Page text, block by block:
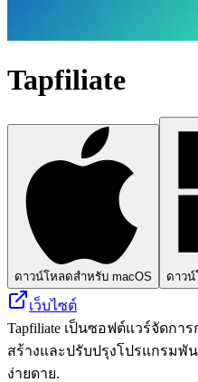
Tapfiliate
ดาวน์โหลดสำหรับ macOS ดาวน์
เว็บไซต์
Tapfiliate เป็นซอฟต์แวร์จัดก
สร้างและปรับปรุงโปรแกรมพั
ง่ายดาย.